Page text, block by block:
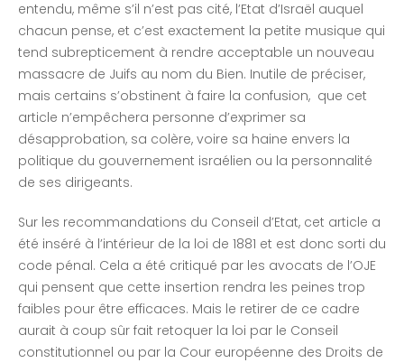
entendu, même s’il n’est pas cité, l’Etat d’Israël auquel
chacun pense, et c’est exactement la petite musique qui
tend subrepticement à rendre acceptable un nouveau
massacre de Juifs au nom du Bien. Inutile de préciser,
mais certains s’obstinent à faire la confusion, que cet
article n’empêchera personne d’exprimer sa
désapprobation, sa colère, voire sa haine envers la
politique du gouvernement israélien ou la personnalité
de ses dirigeants.
Sur les recommandations du Conseil d’Etat, cet article a
été inséré à l’intérieur de la loi de 1881 et est donc sorti du
code pénal. Cela a été critiqué par les avocats de l’OJE
qui pensent que cette insertion rendra les peines trop
faibles pour être efficaces. Mais le retirer de ce cadre
aurait à coup sûr fait retoquer la loi par le Conseil
constitutionnel ou par la Cour européenne des Droits de